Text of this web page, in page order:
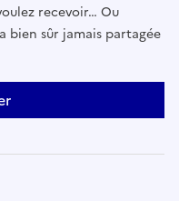
recevoir… Ou
bien sûr jamais partagée